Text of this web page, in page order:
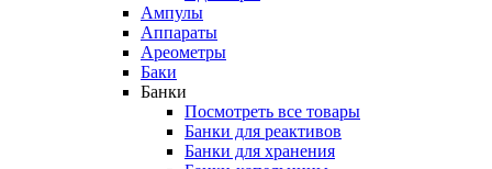
Ампулы
Аппараты
Ареометры
Баки
Банки
Посмотреть все товары
Банки для реактивов
Банки для хранения